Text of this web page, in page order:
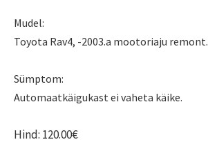
Mudel:
Toyota Rav4, -2003.a mootoriaju remont.
Sümptom:
Automaatkäigukast ei vaheta käike.
Hind: 120.00€